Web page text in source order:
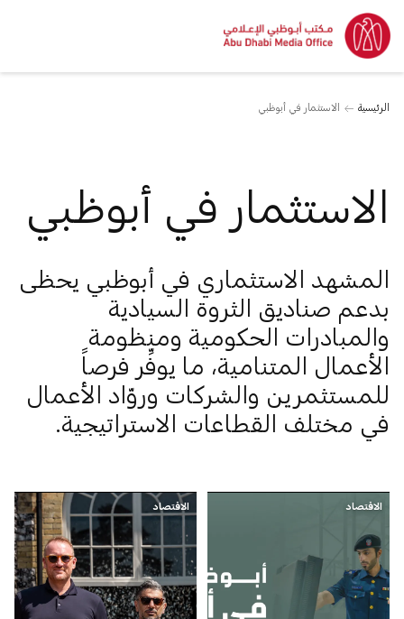
الرئيسية الاستثمار في أبوظبي
الاستثمار في أبوظبي
المشهد الاستثماري في أبوظبي يحظى
بدعم صناديق الثروة السيادية
والمبادرات الحكومية ومنظومة
الأعمال المتنامية، ما يوفِّر فرصاً
للمستثمرين والشركات وروّاد الأعمال
في مختلف القطاعات الاستراتيجية.
الاقتصاد الاقتصاد